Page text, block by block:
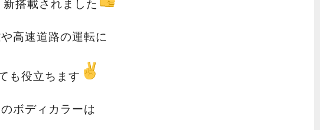
搭載されました
高速道路の運転に
も役立ちます
ボディカラーは